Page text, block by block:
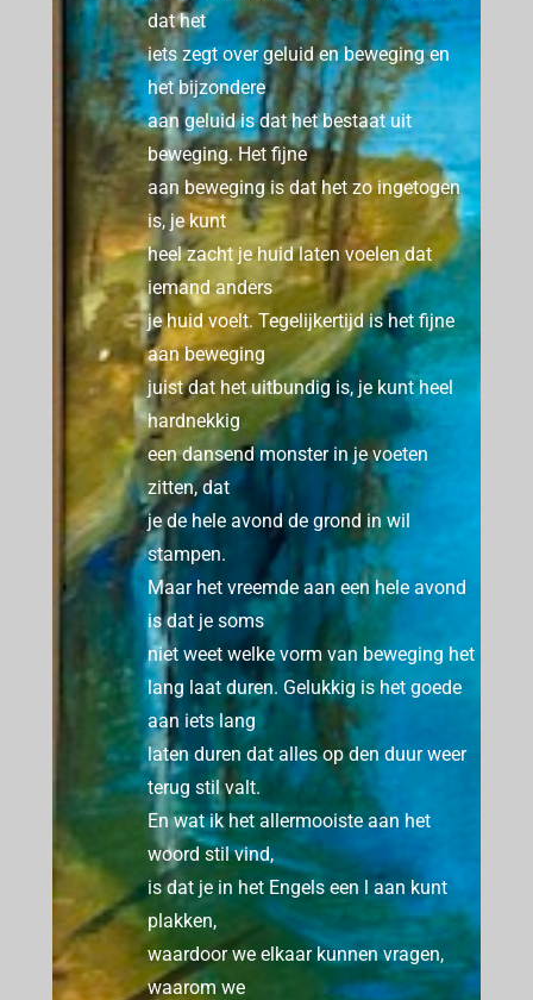
dat het
iets zegt over geluid en beweging en
het bijzondere
aan geluid is dat het bestaat uit
beweging. Het fijne
aan beweging is dat het zo ingetogen
is, je kunt
heel zacht je huid laten voelen dat
iemand anders
je huid voelt.Tegelijkertijd is het fijne
aan beweging
juist dat het uitbundig is, je kunt heel
hardnekkig
een dansend monster in je voeten
zitten, dat
je de hele avond de grond in wil
stampen.
Maar het vreemde aan een hele avond
is dat je soms
niet weet welke vorm van beweging het
lang laat duren. Gelukkig is het goede
aan iets lang
laten duren dat alles op den duur weer
terug stil valt.
En wat ik het allermooiste aan het
woord stil vind,
is dat je in het Engels een l aan kunt
plakken,
waardoor we elkaar kunnen vragen,
waarom we